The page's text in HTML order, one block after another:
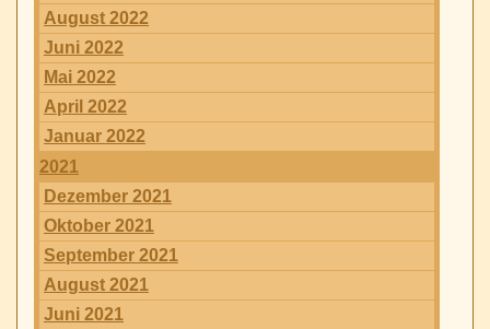
August 2022
Juni 2022
Mai 2022
April 2022
Januar 2022
2021
Dezember 2021
Oktober 2021
September 2021
August 2021
Juni 2021